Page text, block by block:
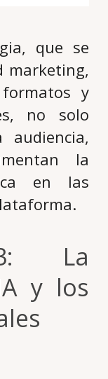
que se
marketing,
y
no solo
la
en las
La
y los